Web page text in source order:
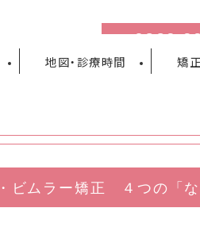
0223-
地図・診療時間 矯
ビムラー矯正 ４つの「な